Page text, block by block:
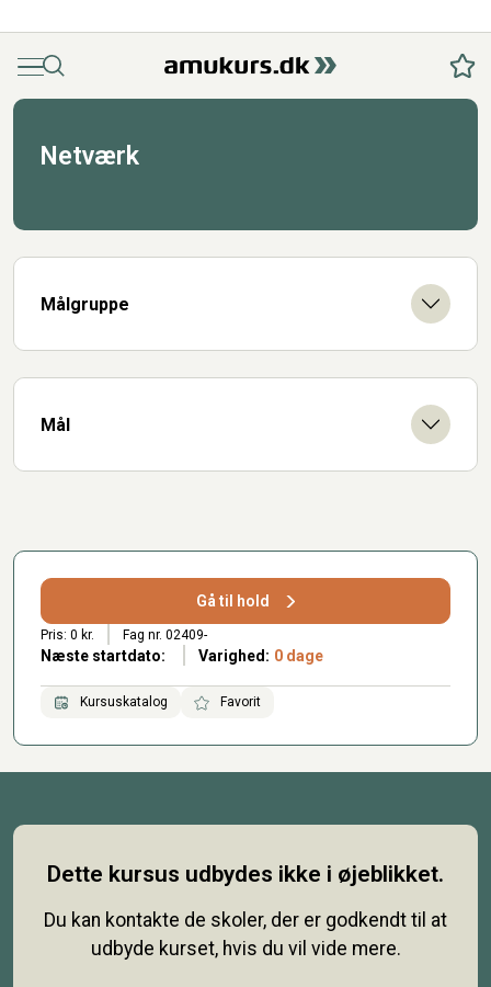
MenuSøg
Netværk
Målgruppe
Mål
Gå til hold
Pris: 0 kr. Fag nr. 02409-
Næste startdato: Varighed: 0 dage
Kursuskatalog Favorit
Dette kursus udbydes ikke i øjeblikket.
Du kan kontakte de skoler, der er godkendt til at
udbyde kurset, hvis du vil vide mere.